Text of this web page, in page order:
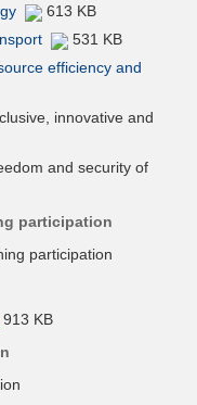
613 KB
531 KB
efficiency and
innovative and
and security of
participation
participation
913 KB